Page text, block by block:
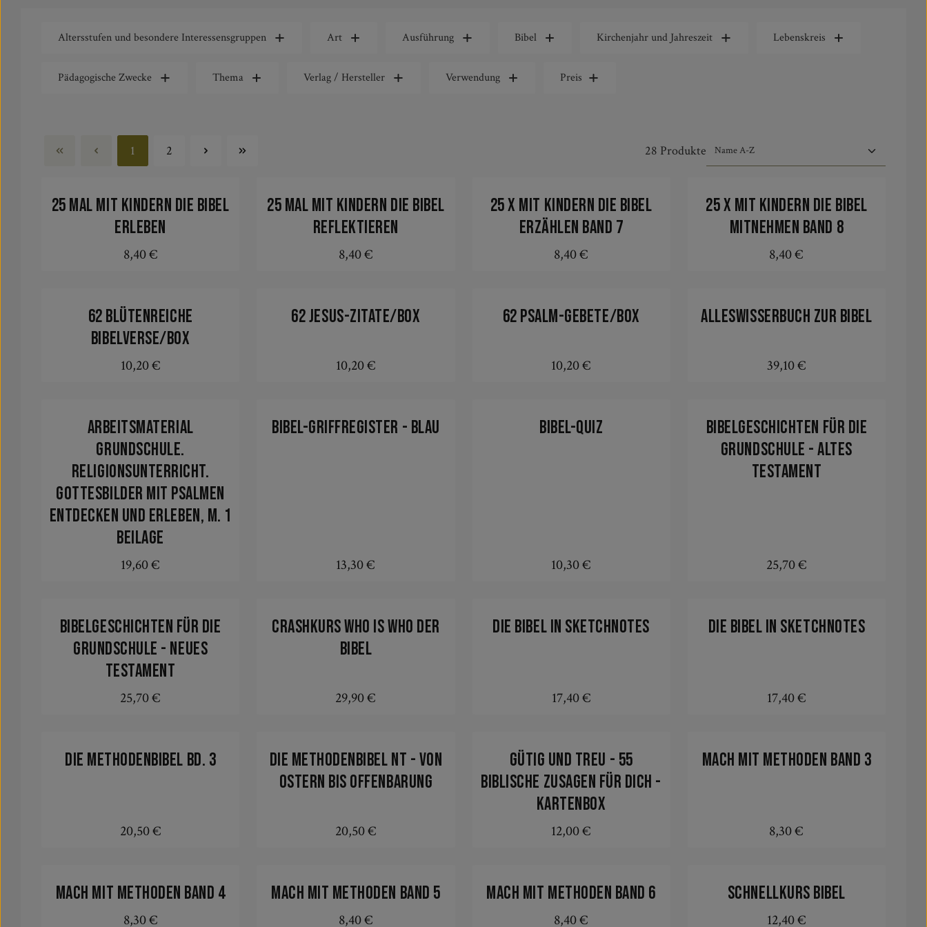
Altersstufen und besondere Interessensgruppen Art Ausführung Bibel Kirchenjahr und Jahreszeit Lebenskreis
Pädagogische Zwecke Thema Verlag / Hersteller Verwendung Preis
Seite
1
Seite
2 28 Produkte
25 mal mit Kindern die Bibel
erleben
Regulärer Preis:
8,40 €
25 mal mit Kindern die Bibel
reflektieren
Regulärer Preis:
8,40 €
25 x mit Kindern die Bibel
erzählen Band 7
Regulärer Preis:
8,40 €
25 x mit Kindern die Bibel
mitnehmen Band 8
Regulärer Preis:
8,40 €
62 Blütenreiche
Bibelverse/Box
Regulärer Preis:
10,20 €
62 Jesus-Zitate/Box
Regulärer Preis:
10,20 €
62 Psalm-Gebete/Box
Regulärer Preis:
10,20 €
Alleswisserbuch zur Bibel
Regulärer Preis:
39,10 €
Arbeitsmaterial
Grundschule.
Religionsunterricht.
Gottesbilder mit Psalmen
entdecken und erleben, m. 1
Beilage
Regulärer Preis:
19,60 €
Bibel-Griffregister - blau
Regulärer Preis:
13,30 €
Bibel-Quiz
Regulärer Preis:
10,30 €
Bibelgeschichten für die
Grundschule - Altes
Testament
Regulärer Preis:
25,70 €
Bibelgeschichten für die
Grundschule - Neues
Testament
Regulärer Preis:
25,70 €
CRASHKURS Who is who der
Bibel
Regulärer Preis:
29,90 €
Die Bibel in Sketchnotes
Regulärer Preis:
17,40 €
Die Bibel in Sketchnotes
Regulärer Preis:
17,40 €
Die Methodenbibel Bd. 3
Regulärer Preis:
20,50 €
Die Methodenbibel NT - Von
Ostern bis Offenbarung
Regulärer Preis:
20,50 €
Gütig und treu - 55
biblische Zusagen für dich -
Kartenbox
Regulärer Preis:
12,00 €
Mach mit Methoden Band 3
Regulärer Preis:
8,30 €
Mach mit Methoden Band 4
Regulärer Preis:
8,30 €
Mach mit Methoden Band 5
Regulärer Preis:
8,40 €
Mach mit Methoden Band 6
Regulärer Preis:
8,40 €
Schnellkurs Bibel
Regulärer Preis:
12,40 €